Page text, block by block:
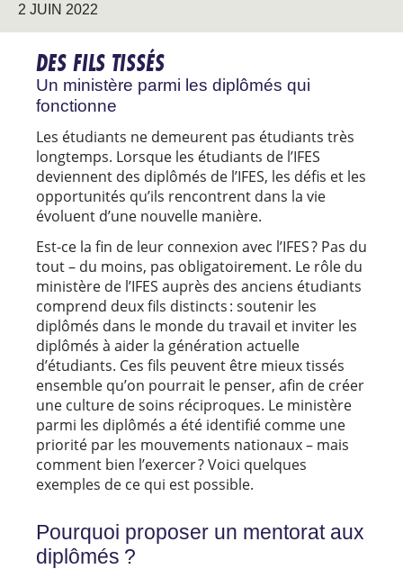
2 JUIN 2022
DES FILS TISSÉS
Un ministère parmi les diplômés qui
fonctionne
Les étudiants ne demeurent pas étudiants très
longtemps. Lorsque les étudiants de l’IFES
deviennent des diplômés de l’IFES, les défis et les
opportunités qu’ils rencontrent dans la vie
évoluent d’une nouvelle manière.
Est-ce la fin de leur connexion avec l’IFES ? Pas du
tout – du moins, pas obligatoirement. Le rôle du
ministère de l’IFES auprès des anciens étudiants
comprend deux fils distincts : soutenir les
diplômés dans le monde du travail et inviter les
diplômés à aider la génération actuelle
d’étudiants. Ces fils peuvent être mieux tissés
ensemble qu’on pourrait le penser, afin de créer
une culture de soins réciproques. Le ministère
parmi les diplômés a été identifié comme une
priorité par les mouvements nationaux – mais
comment bien l’exercer ? Voici quelques
exemples de ce qui est possible.
Pourquoi proposer un mentorat aux
diplômés ?